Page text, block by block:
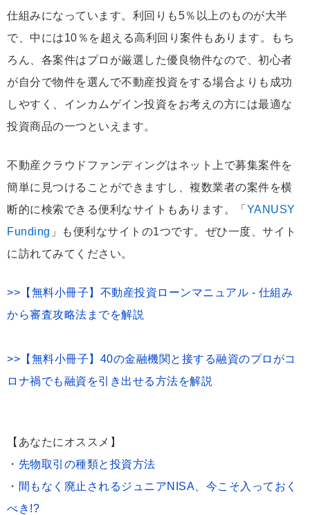
仕組みになっています。利回りも5％以上のものが大半
で、中には10％を超える高利回り案件もあります。もち
ろん、各案件はプロが厳選した優良物件なので、初心者
が自分で物件を選んで不動産投資をする場合よりも成功
しやすく、インカムゲイン投資をお考えの方には最適な
投資商品の一つといえます。
不動産クラウドファンディングはネット上で募集案件を
簡単に見つけることができますし、複数業者の案件を横
断的に検索できる便利なサイトもあります。「 YANUSY
Funding 」も便利なサイトの1つです。ぜひ一度、サイト
に訪れてみてください。
>>【無料小冊子】不動産投資ローンマニュアル - 仕組み
から審査攻略法までを解説
>>【無料小冊子】40の金融機関と接する融資のプロがコ
ロナ禍でも融資を引き出せる方法を解説
【あなたにオススメ】
・ 先物取引の種類と投資方法
・ 間もなく廃止されるジュニアNISA、今こそ入っておく
べき!?